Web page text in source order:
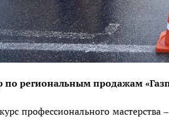
по региональным продажам
профессионального